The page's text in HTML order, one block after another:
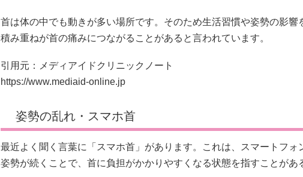
首は体の中でも動きが多い場所です。そのため生活習慣や姿勢の影響
積み重ねが首の痛みにつながることがあると言われています。
引用元：メディアイドクリニックノート
https://www.mediaid-online.jp
姿勢の乱れ・スマホ首
最近よく聞く言葉に「スマホ首」があります。これは、スマートフォ
姿勢が続くことで、首に負担がかかりやすくなる状態を指すことがあ